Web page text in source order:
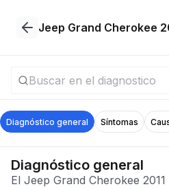
Jeep Grand Cherokee
Diagnóstico general Síntomas
Diagnóstico general
El Jeep Grand Cherokee